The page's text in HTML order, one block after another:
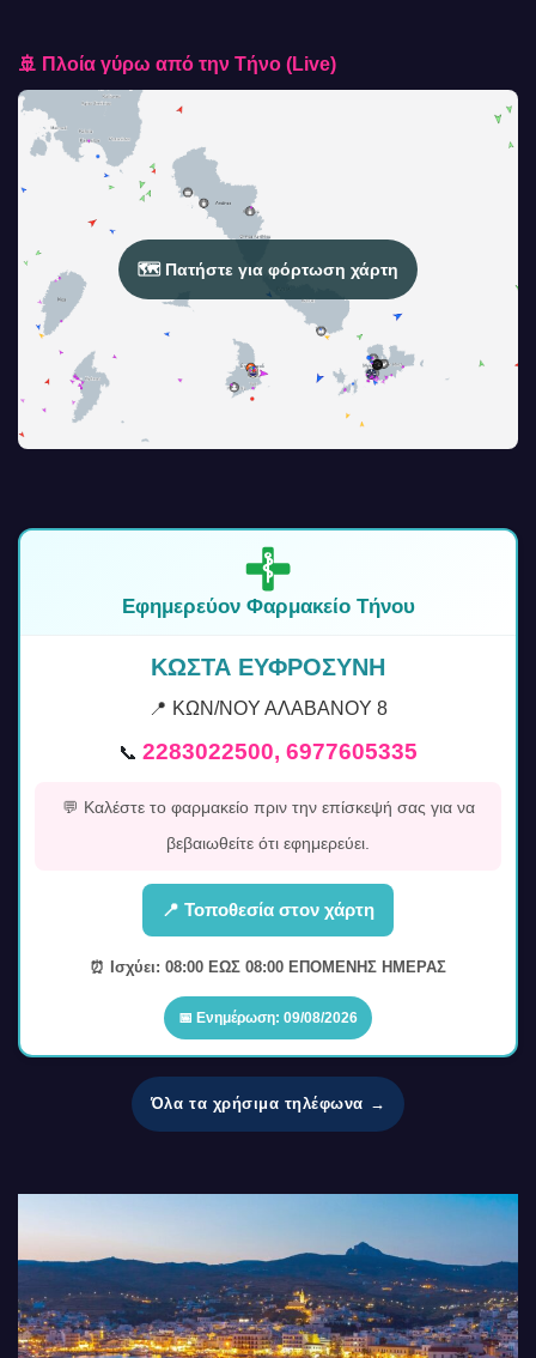
🚢 Πλοία γύρω από την Τήνο (Live)
🗺️ Πατήστε για φόρτωση χάρτη
Εφημερεύον Φαρμακείο Τήνου
ΚΩΣΤΑ ΕΥΦΡΟΣΥΝΗ
📍 ΚΩΝ/ΝΟΥ ΑΛΑΒΑΝΟΥ 8
📞 2283022500, 6977605335
💬 Καλέστε το φαρμακείο πριν την επίσκεψή σας για να
βεβαιωθείτε ότι εφημερεύει.
📍 Τοποθεσία στον χάρτη
⏰ Ισχύει: 08:00 ΕΩΣ 08:00 ΕΠΟΜΕΝΗΣ ΗΜΕΡΑΣ
📅 Ενημέρωση: 09/08/2026
Όλα τα χρήσιμα τηλέφωνα →